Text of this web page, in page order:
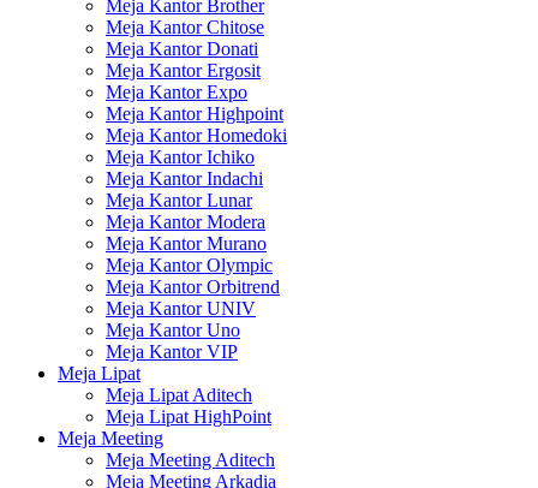
Meja Kantor Brother
Meja Kantor Chitose
Meja Kantor Donati
Meja Kantor Ergosit
Meja Kantor Expo
Meja Kantor Highpoint
Meja Kantor Homedoki
Meja Kantor Ichiko
Meja Kantor Indachi
Meja Kantor Lunar
Meja Kantor Modera
Meja Kantor Murano
Meja Kantor Olympic
Meja Kantor Orbitrend
Meja Kantor UNIV
Meja Kantor Uno
Meja Kantor VIP
Meja Lipat
Meja Lipat Aditech
Meja Lipat HighPoint
Meja Meeting
Meja Meeting Aditech
Meja Meeting Arkadia